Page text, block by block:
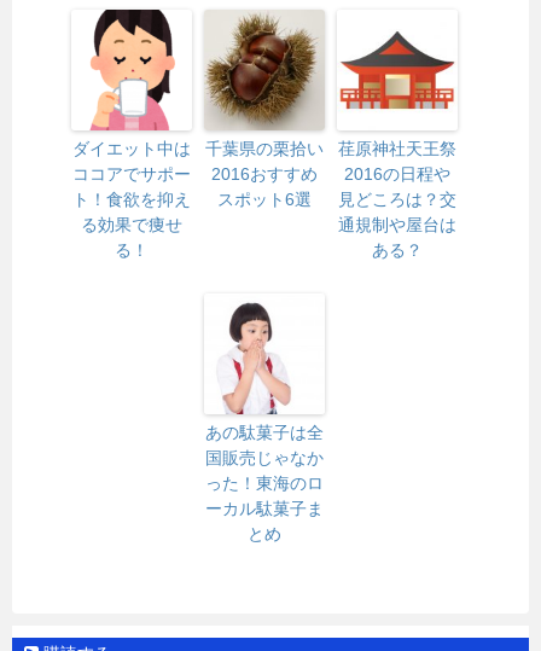
ダイエット中は
ココアでサポー
ト！食欲を抑え
る効果で痩せ
る！
千葉県の栗拾い
2016おすすめ
スポット6選
荏原神社天王祭
2016の日程や
見どころは？交
通規制や屋台は
ある？
あの駄菓子は全
国販売じゃなか
った！東海のロ
ーカル駄菓子ま
とめ